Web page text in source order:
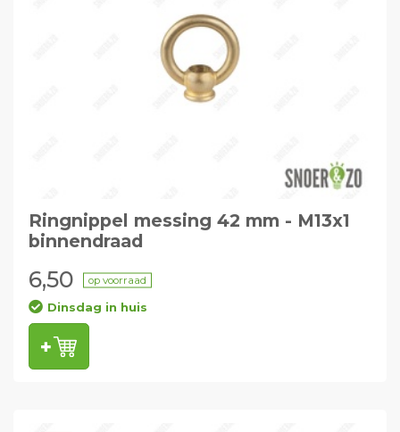
Ringnippel messing 42 mm - M13x1
binnendraad
6,50 op voorraad
Dinsdag in huis